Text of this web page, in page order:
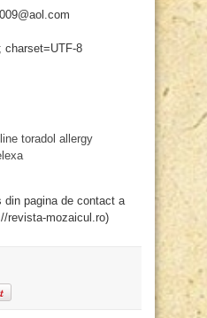
charset=UTF-8
toradol allergy
pagina de contact a
revista-mozaicul.ro)